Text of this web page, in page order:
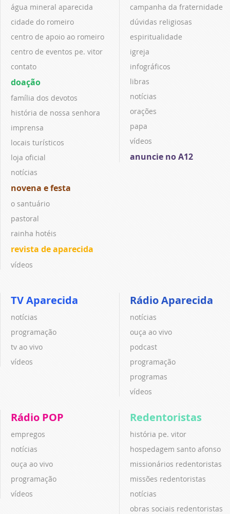
água mineral aparecida
cidade do romeiro
centro de apoio ao romeiro
centro de eventos pe. vitor
contato
doação
família dos devotos
história de nossa senhora
imprensa
locais turísticos
loja oficial
notícias
novena e festa
o santuário
pastoral
rainha hotéis
revista de aparecida
vídeos
campanha da fraternidade
dúvidas religiosas
espiritualidade
igreja
infográficos
libras
notícias
orações
papa
vídeos
anuncie no A12
TV Aparecida
notícias
programação
tv ao vivo
vídeos
Rádio Aparecida
notícias
ouça ao vivo
podcast
programação
programas
vídeos
Rádio POP
empregos
notícias
ouça ao vivo
programação
vídeos
Redentoristas
história pe. vitor
hospedagem santo afonso
missionários redentoristas
missões redentoristas
notícias
obras sociais redentoristas